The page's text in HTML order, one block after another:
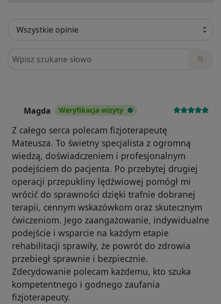
Szukaj w opiniach
Magda Weryfikacja wizyty
Z całego serca polecam fizjoterapeutę
Mateusza. To świetny specjalista z ogromną
wiedzą, doświadczeniem i profesjonalnym
podejściem do pacjenta. Po przebytej drugiej
operacji przepukliny lędźwiowej pomógł mi
wrócić do sprawności dzięki trafnie dobranej
terapii, cennym wskazówkom oraz skutecznym
ćwiczeniom. Jego zaangażowanie, indywidualne
podejście i wsparcie na każdym etapie
rehabilitacji sprawiły, że powrót do zdrowia
przebiegł sprawnie i bezpiecznie.
Zdecydowanie polecam każdemu, kto szuka
kompetentnego i godnego zaufania
fizjoterapeuty.